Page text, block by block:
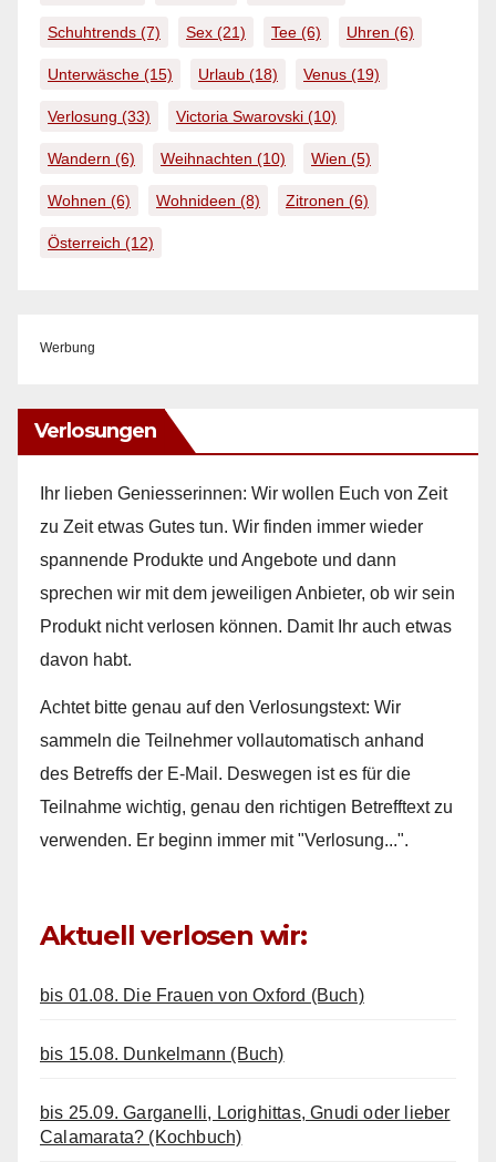
Schuhtrends (7) Sex (21) Tee (6) Uhren (6)
Unterwäsche (15) Urlaub (18) Venus (19)
Verlosung (33) Victoria Swarovski (10)
Wandern (6) Weihnachten (10) Wien (5)
Wohnen (6) Wohnideen (8) Zitronen (6)
Österreich (12)
Werbung
Verlosungen
Ihr lieben Geniesserinnen: Wir wollen Euch von Zeit
zu Zeit etwas Gutes tun. Wir finden immer wieder
spannende Produkte und Angebote und dann
sprechen wir mit dem jeweiligen Anbieter, ob wir sein
Produkt nicht verlosen können. Damit Ihr auch etwas
davon habt.
Achtet bitte genau auf den Verlosungstext: Wir
sammeln die Teilnehmer vollautomatisch anhand
des Betreffs der E-Mail. Deswegen ist es für die
Teilnahme wichtig, genau den richtigen Betrefftext zu
verwenden. Er beginn immer mit "Verlosung...".
Aktuell verlosen wir:
bis 01.08. Die Frauen von Oxford (Buch)
bis 15.08. Dunkelmann (Buch)
bis 25.09. Garganelli, Lorighittas, Gnudi oder lieber
Calamarata? (Kochbuch)